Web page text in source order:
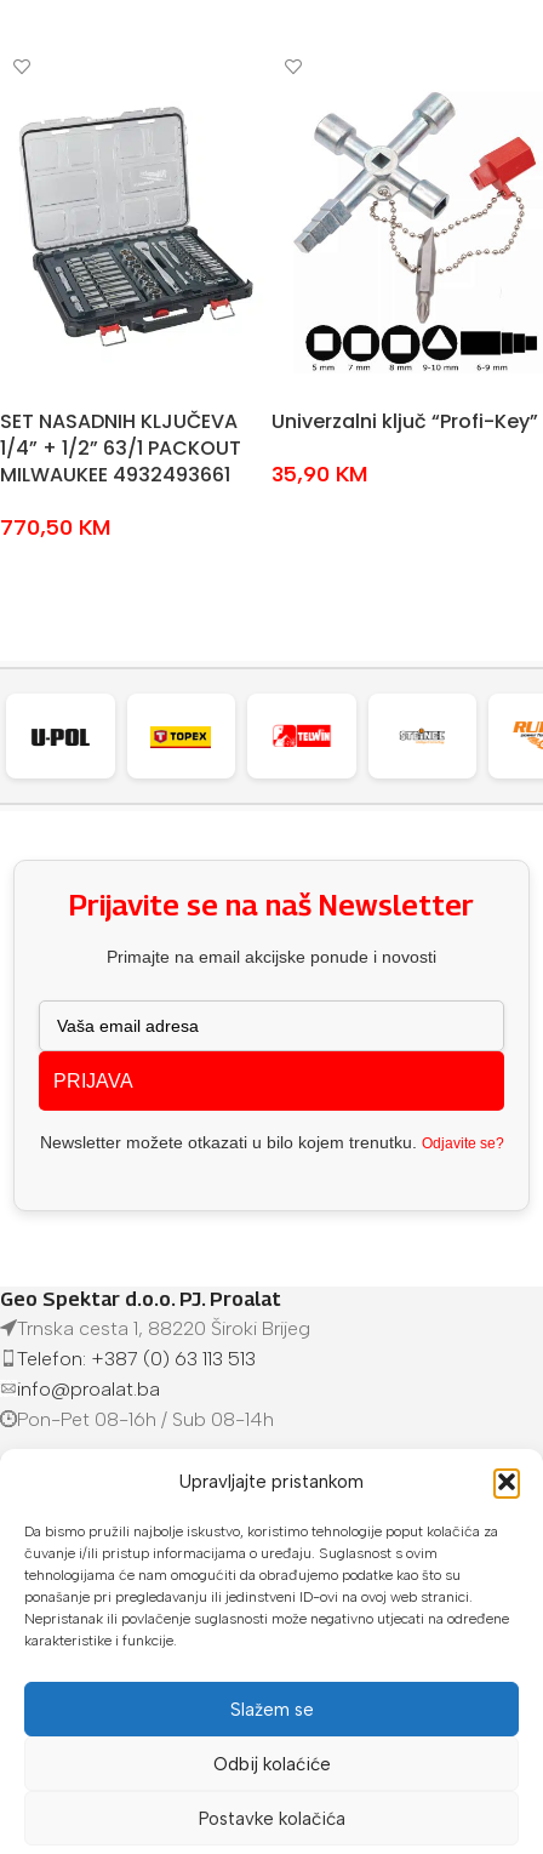
Upravljajte pristankom
Da bismo pružili najbolje iskustvo, koristimo tehnologije poput kolačića za
čuvanje i/ili pristup informacijama o uređaju. Suglasnost s ovim
tehnologijama će nam omogućiti da obrađujemo podatke kao što su
ponašanje pri pregledavanju ili jedinstveni ID-ovi na ovoj web stranici.
Nepristanak ili povlačenje suglasnosti može negativno utjecati na određene
karakteristike i funkcije.
Slažem se
Odbij kolaćiće
Postavke kolačića
SET NASADNIH KLJUČEVA
1/4” + 1/2” 63/1 PACKOUT
MILWAUKEE 4932493661
770,50 KM
Univerzalni ključ “Profi-Key”
35,90 KM
Prijavite se na naš Newsletter
Primajte na email akcijske ponude i novosti
PRIJAVA
Newsletter možete otkazati u bilo kojem trenutku. Odjavite se?
Geo Spektar d.o.o. PJ. Proalat
Trnska cesta 1, 88220 Široki Brijeg
Telefon: +387 (0) 63 113 513
info@proalat.ba
Pon-Pet 08-16h / Sub 08-14h
UVJETI KUPOVINE
NAČINI PLAĆANJA
U našoj web trgovini možete platiti:
Kreditnim karticama jednokratno ili do 24 rate
Općom uplatnicom, virmanom, internet bankarstvom
Gotovinom prilikom preuzimanja